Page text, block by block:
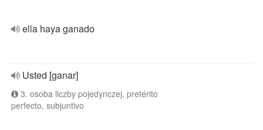
ella haya ganado
Usted [ganar]
3. osoba liczby pojedynczej, pretérito
perfecto, subjuntivo